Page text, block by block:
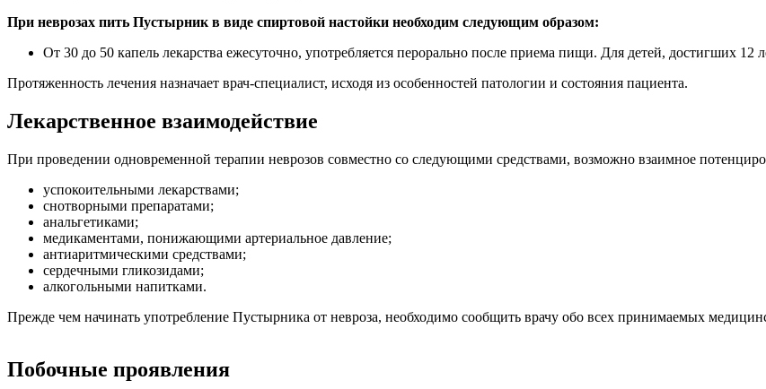
При неврозах пить Пустырник в виде спиртовой настойки необходим следующим образом:
От 30 до 50 капель лекарства ежесуточно, употребляется перорально после приема пищи. Для детей, достигших 12
Протяженность лечения назначает врач-специалист, исходя из особенностей патологии и состояния пациента.
Лекарственное взаимодействие
При проведении одновременной терапии неврозов совместно со следующими средствами, возможно взаимное
успокоительными лекарствами;
снотворными препаратами;
анальгетиками;
медикаментами, понижающими артериальное давление;
антиаритмическими средствами;
сердечными гликозидами;
алкогольными напитками.
Прежде чем начинать употребление Пустырника от невроза, необходимо сообщить врачу обо всех принимаемых
Побочные проявления